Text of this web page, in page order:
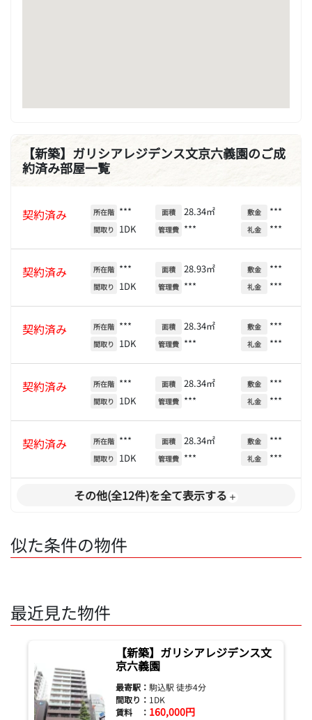
【新築】ガリシアレジデンス文京六義園のご成
約済み部屋一覧
契約済み 所在階 ***
間取り 1DK
面積 28.34㎡
管理費 ***
敷金 ***
礼金 ***
契約済み 所在階 ***
間取り 1DK
面積 28.93㎡
管理費 ***
敷金 ***
礼金 ***
契約済み 所在階 ***
間取り 1DK
面積 28.34㎡
管理費 ***
敷金 ***
礼金 ***
契約済み 所在階 ***
間取り 1DK
面積 28.34㎡
管理費 ***
敷金 ***
礼金 ***
契約済み 所在階 ***
間取り 1DK
面積 28.34㎡
管理費 ***
敷金 ***
礼金 ***
その他(全12件)を全て表示する
似た条件の物件
最近見た物件
【新築】ガリシアレジデンス文
京六義園
最寄駅： 駒込駅 徒歩4分
間取り： 1DK
賃料 ： 160,000円